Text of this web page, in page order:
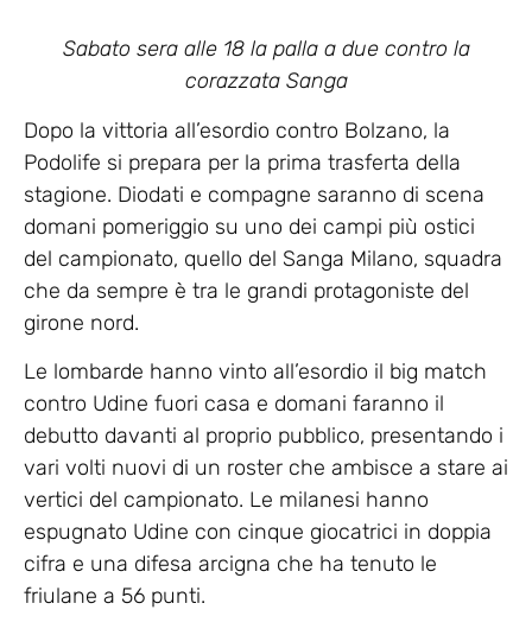
Sabato sera alle 18 la palla a due contro la
corazzata Sanga
Dopo la vittoria all’esordio contro Bolzano, la
Podolife si prepara per la prima trasferta della
stagione. Diodati e compagne saranno di scena
domani pomeriggio su uno dei campi più ostici
del campionato, quello del Sanga Milano, squadra
che da sempre è tra le grandi protagoniste del
girone nord.
Le lombarde hanno vinto all’esordio il big match
contro Udine fuori casa e domani faranno il
debutto davanti al proprio pubblico, presentando i
vari volti nuovi di un roster che ambisce a stare ai
vertici del campionato. Le milanesi hanno
espugnato Udine con cinque giocatrici in doppia
cifra e una difesa arcigna che ha tenuto le
friulane a 56 punti.